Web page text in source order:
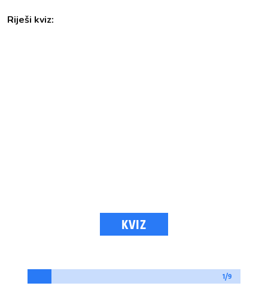
Riješi kviz:
KVIZ
1/9